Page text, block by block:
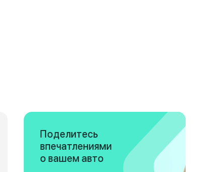
Поделитесь
впечатлениями
о вашем авто